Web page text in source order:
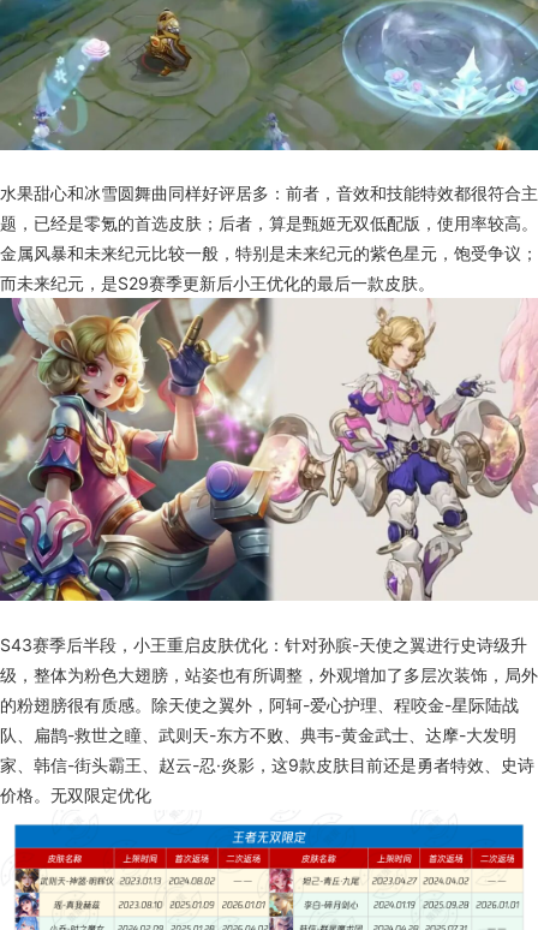
水果甜心和冰雪圆舞曲同样好评居多：前者，音效和技能特效都很符合主
题，已经是零氪的首选皮肤；后者，算是甄姬无双低配版，使用率较高。
金属风暴和未来纪元比较一般，特别是未来纪元的紫色星元，饱受争议；
而未来纪元，是S29赛季更新后小王优化的最后一款皮肤。
S43赛季后半段，小王重启皮肤优化：针对孙膑-天使之翼进行史诗级升
级，整体为粉色大翅膀，站姿也有所调整，外观增加了多层次装饰，局外
的粉翅膀很有质感。除天使之翼外，阿轲-爱心护理、程咬金-星际陆战
队、扁鹊-救世之瞳、武则天-东方不败、典韦-黄金武士、达摩-大发明
家、韩信-街头霸王、赵云-忍·炎影，这9款皮肤目前还是勇者特效、史诗
价格。无双限定优化